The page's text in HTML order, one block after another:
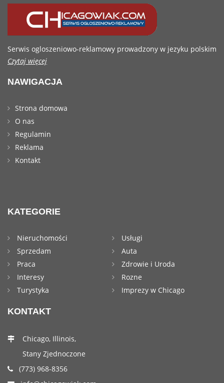
Serwis ogloszeniowo-reklamowy prowadzony w jezyku polskim
Czytaj więcej
NAWIGACJA
Strona domowa
O nas
Regulamin
Reklama
Kontakt
KATEGORIE
Nieruchomości
Usługi
Sprzedam
Auta
Praca
Zdrowie i Uroda
Interesy
Rozne
Turystyka
Imprezy w Chicago
KONTAKT
Chicago, Illinois,
Stany Zjednoczone
(773) 968-8356